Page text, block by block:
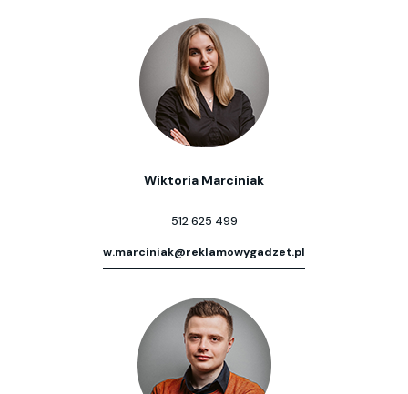
Wiktoria Marciniak
512 625 499
w.marciniak@reklamowygadzet.pl